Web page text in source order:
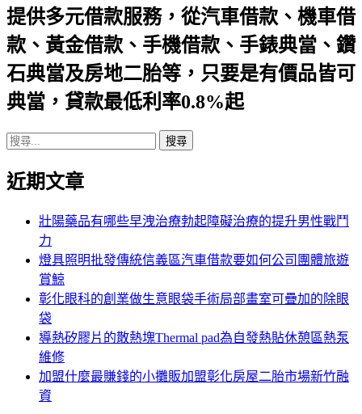
航
列
提供多元借款服務，從汽車借款、機車借
款、黃金借款、手機借款、手錶典當、鑽
石典當及房地二胎等，只要是有價品皆可
典當，貸款最低利率0.8%起
搜
關
近期文章
壯陽藥品有哪些早洩治療勃起障礙治療的提升男性戰鬥
力
燈具照明批發傳統信義區汽車借款要如何公司團體旅遊
賞鯨
彰化眼科的創業做生意眼袋手術局部畫室可疊加的除眼
袋
導熱矽膠片的散熱塊Thermal pad為自發熱貼休憩區熱泵
維修
加盟什麼最賺錢的小攤販加盟彰化房屋二胎市場新竹融
資